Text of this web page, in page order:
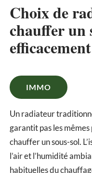
Choix de
chauffer un
efficacement
IMMO
Un radiateur
garantit pas les
chauffer un sous-sol.
l’air et l’humidité
habituelles du